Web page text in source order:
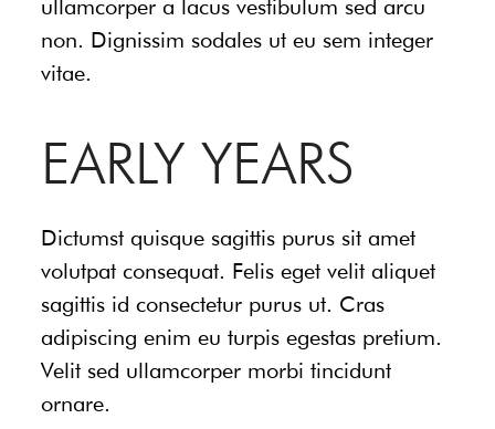
ullamcorper a lacus vestibulum sed arcu
non. Dignissim sodales ut eu sem integer
vitae.
EARLY YEARS
Dictumst quisque sagittis purus sit amet
volutpat consequat. Felis eget velit aliquet
sagittis id consectetur purus ut. Cras
adipiscing enim eu turpis egestas pretium.
Velit sed ullamcorper morbi tincidunt
ornare.